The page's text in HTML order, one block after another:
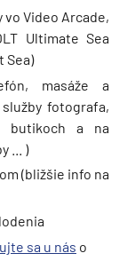
Video Arcade,
Ultimate Sea
Sea)
masáže a
fotografa,
butikoch a na
... )
(bližšie info na
sa u nás o